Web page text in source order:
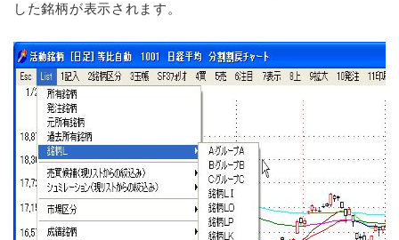
した銘柄が表示されます。